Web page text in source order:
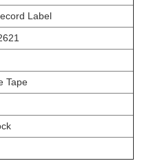
Label
Tape